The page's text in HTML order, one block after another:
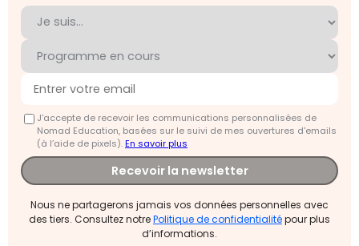
J'accepte de recevoir les communications personnalisées de
Nomad Education, basées sur le suivi de mes ouvertures d'emails
(à l’aide de pixels).En savoir plus
Recevoir la newsletter
Nous ne partagerons jamais vos données personnelles avec
des tiers. Consultez notrePolitique de confidentialitépour plus
d’informations.